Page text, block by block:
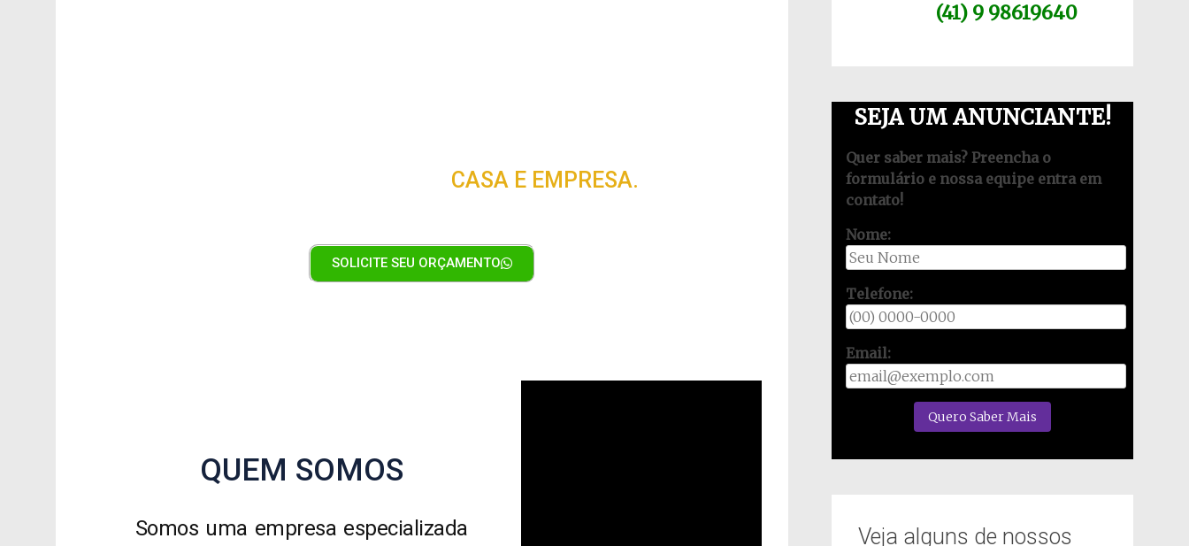
CASA E EMPRESA.
SOLICITE SEU ORÇAMENTO
QUEM SOMOS
Somos uma empresa especializada
(41) 9 98619640
SEJA UM ANUNCIANTE!
Quer saber mais? Preencha o
formulário e nossa equipe entra em
contato!
Nome:
Telefone:
Email:
Veja alguns de nossos